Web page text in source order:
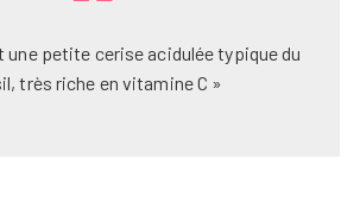
une petite cerise acidulée typique du
très riche en vitamine C »